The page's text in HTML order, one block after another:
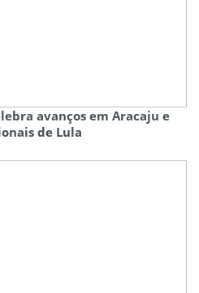
avanços em Aracaju e
de Lula